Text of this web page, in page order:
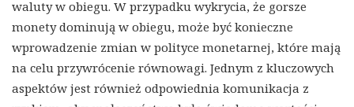
waluty w obiegu. W przypadku wykrycia, że gorsze
monety dominują w obiegu, może być konieczne
wprowadzenie zmian w polityce monetarnej, które mają
na celu przywrócenie równowagi. Jednym z kluczowych
aspektów jest również odpowiednia komunikacja z